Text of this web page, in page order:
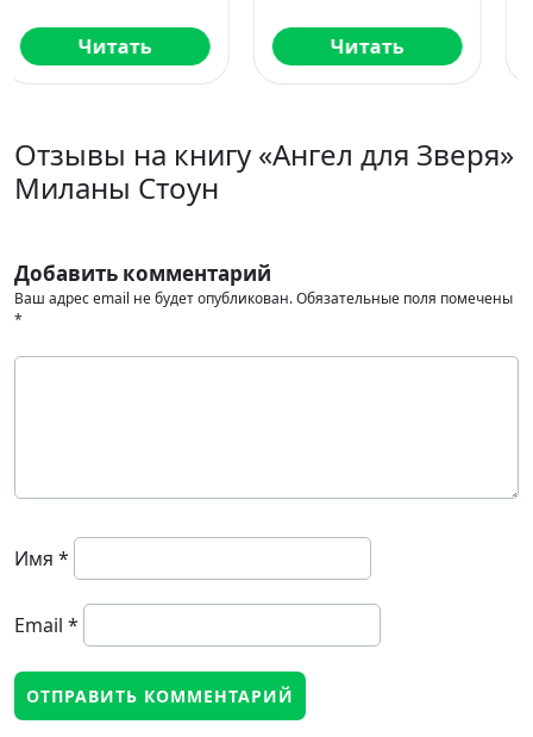
Читать Читать
Отзывы на книгу «Ангел для Зверя»
Миланы Стоун
Добавить комментарий
Ваш адрес email не будет опубликован.Обязательные поля помечены
*
Имя *
Email *